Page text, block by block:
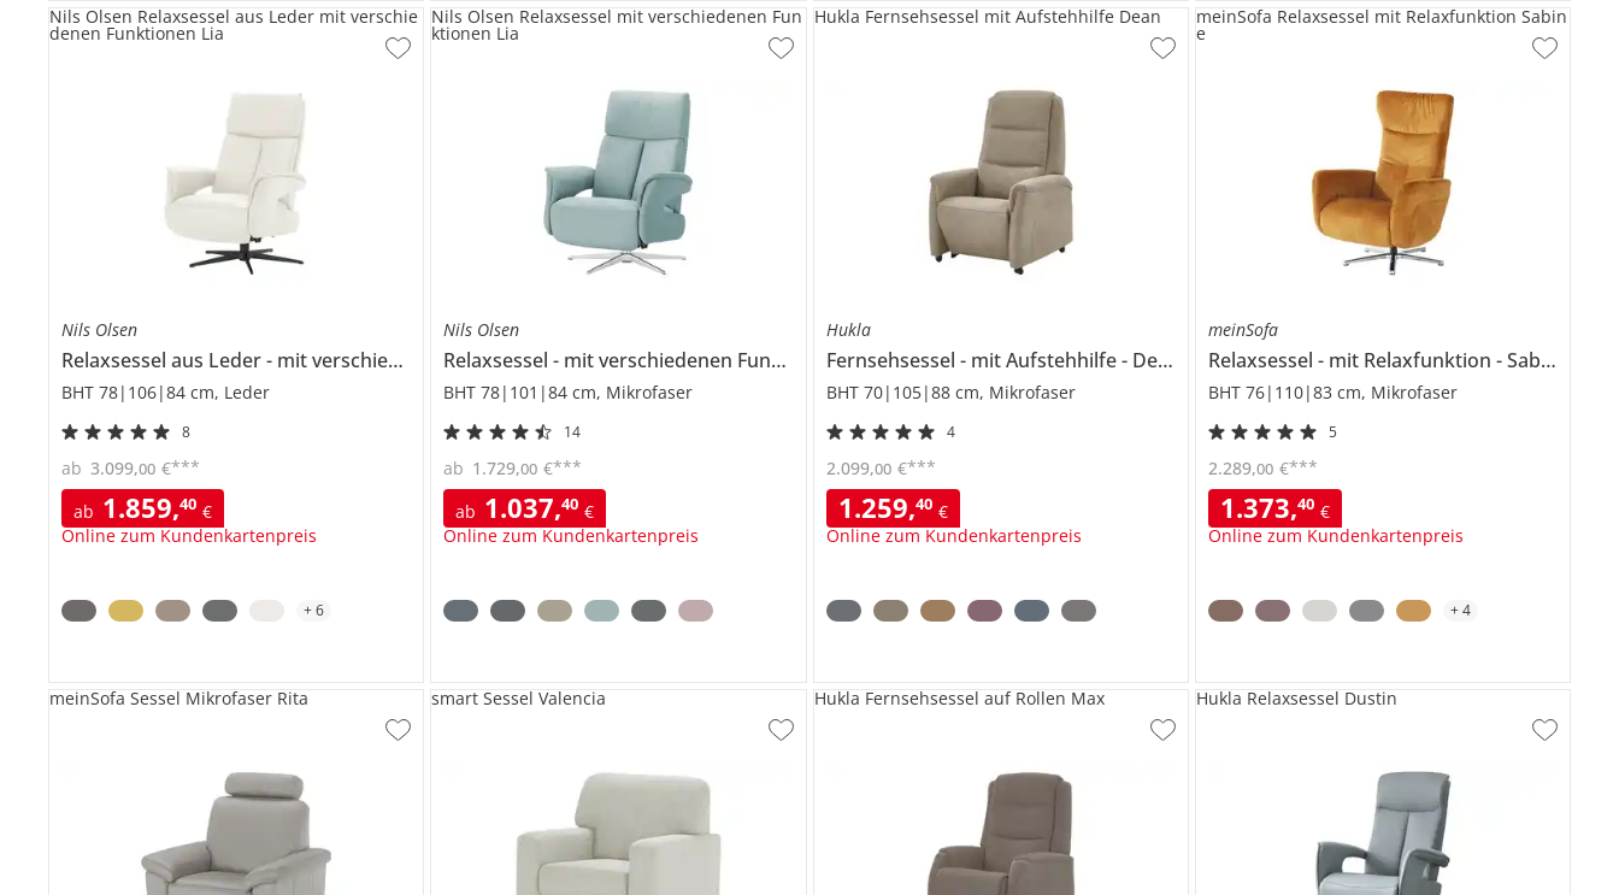
Nils Olsen
Relaxsessel aus Leder mit verschiedenen Funktionen Lia
BHT 78|106|84 cm, Leder
8
ab 1.859,40 €
Online zum Kundenkartenpreis
ab 3.099,00 €***
Nils Olsen Relaxsessel aus Leder mit verschie
denen Funktionen Lia
+6
Nils Olsen
Relaxsessel mit verschiedenen Funktionen Lia
BHT 78|101|84 cm, Mikrofaser
14
ab 1.037,40 €
Online zum Kundenkartenpreis
ab 1.729,00 €***
Nils Olsen Relaxsessel mit verschiedenen Fun
ktionen Lia
Hukla
Fernsehsessel mit Aufstehhilfe Dean
BHT 70|105|88 cm, Mikrofaser
4
1.259,40 €
Online zum Kundenkartenpreis
2.099,00 €***
Hukla Fernsehsessel mit Aufstehhilfe Dean
meinSofa
Relaxsessel mit Relaxfunktion Sabine
BHT 76|110|83 cm, Mikrofaser
5
1.373,40 €
Online zum Kundenkartenpreis
2.289,00 €***
meinSofa Relaxsessel mit Relaxfunktion Sabin
e
+4
meinSofa Sessel Mikrofaser Rita smart Sessel Valencia Hukla Fernsehsessel auf Rollen Max Hukla Relaxsessel Dustin